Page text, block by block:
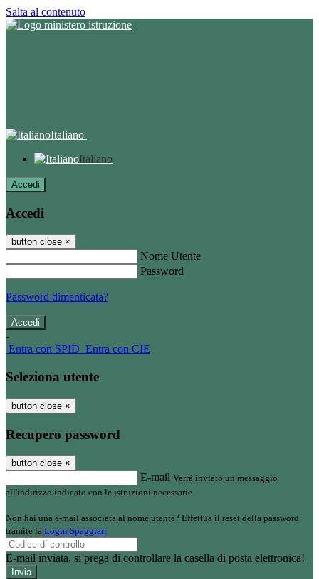
Salta al contenuto
Italiano
Italiano
Accedi
Accedi
button close ×
Nome Utente
Password
Password dimenticata?
-
Entra con SPID Entra con CIE
Seleziona utente
button close ×
Recupero password
button close ×
E-mail Verrà inviato un messaggio
all'indirizzo indicato con le istruzioni necessarie.
Non hai una e-mail associata al nome utente? Effettua il reset della password
tramite la Login Spaggiari
E-mail inviata, si prega di controllare la casella di posta elettronica!